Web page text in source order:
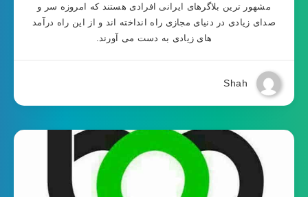
مشهور ترین بلاگرهای ایرانی افرادی هستند که امروزه سر و
صدای زیادی در دنیای مجازی راه انداخته اند و از این راه درآمد
های زیادی به دست می آورند.
Shah